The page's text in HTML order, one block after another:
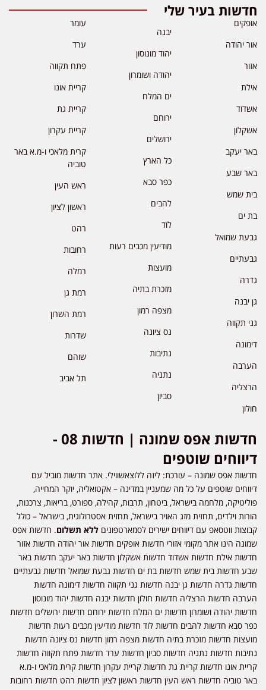
חדשות בעיר שלי
אופקים
אור יהודה
אזור
אילת
אשדוד
אשקלון
באר יעקב
באר שבע
בית שמש
בת ים
גבעת שמואל
גבעתיים
גדרה
גן יבנה
גני תקווה
דימונה
הערבה
הרצליה
חולון
יבנה
יהוד מונוסון
יהודה ושומרון
ים המלח
ירוחם
ירושלים
כל הארץ
כפר סבא
להבים
לוד
מודיעין מכבים רעות
מועצות
מזכרת בתיה
מצפה רמון
נס ציונה
נתיבות
נתניה
סביון
עומר
ערד
פתח תקווה
קריית אונו
קריית גת
קריית עקרון
קרית מלאכי ו-מ.א באר
טוביה
ראש העין
ראשון לציון
רהט
רחובות
רמלה
רמת גן
רמת השרון
שדרות
שוהם
תל אביב
חדשות אפס שמונה | חדשות 08 -
דיווחים שוטפים
חדשות אפס שמונה – עורכת: ליזה ללוצאשווילי. אתר חדשות מוביל עם
דיווחים שוטפים על כל מה שמעניין במדינה – אקטואליה, יוקר המחייה,
פוליטיקה, מלחמה בישראל, ביטחון, תרבות, קהילה, ספורט, בריאות, צרכנות,
הורות וילדים, תחזית מזג האויר בישראל, תחזית אסטרולוגית, בישראל – כולל
קבוצות ווטסאפ עם דיווחים ישירים לסמארטפונים ללא תשלום. חדשות אפס
שמונה הינו אתר מקומי אזורי חדשות אופקים חדשות אור יהודה חדשות אזור
חדשות אילת חדשות אשדוד חדשות אשקלון חדשות באר יעקב חדשות באר
שבע חדשות בית שמש חדשות בת ים חדשות גבעת שמואל חדשות גבעתיים
חדשות גדרה חדשות גן יבנה חדשות גני תקווה חדשות דימונה חדשות
הערבה חדשות הרצליה חדשות חולון חדשות יבנה חדשות יהוד מונוסון
חדשות יהודה ושומרון חדשות ים המלח חדשות ירוחם חדשות ירושלים חדשות
כפר סבא חדשות להבים חדשות לוד חדשות מודיעין מכבים רעות חדשות
מועצות חדשות מזכרת בתיה חדשות מצפה רמון חדשות נס ציונה חדשות
נתיבות חדשות נתניה חדשות סביון חדשות ערד חדשות פתח תקווה חדשות
קריית אונו חדשות קריית גת חדשות קריית עקרון חדשות קרית מלאכי ו-מ.א
באר טוביה חדשות ראש העין חדשות ראשון לציון חדשות רהט חדשות רחובות